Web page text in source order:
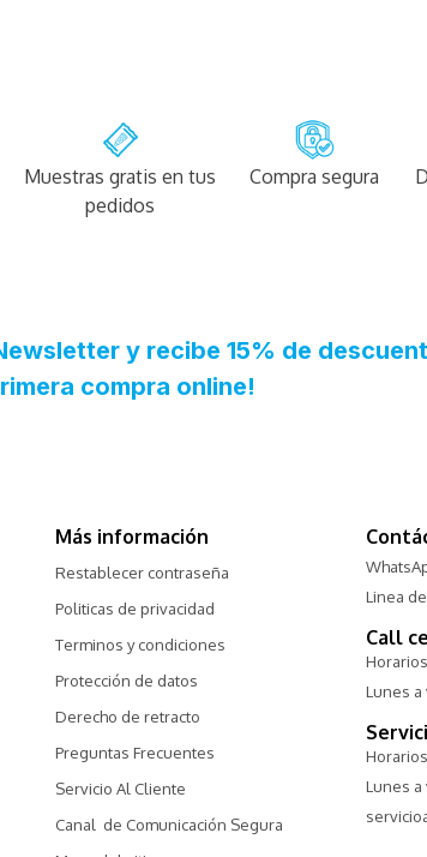
Muestras gratis en tus
pedidos
Compra segura
Más información
Restablecer contraseña
Politicas de privacidad
Terminos y condiciones
Protección de datos
Derecho de retracto
Preguntas Frecuentes
Servicio Al Cliente
Canal  de Comunicación Segura
Linea
Call
Lunes a
Lunes